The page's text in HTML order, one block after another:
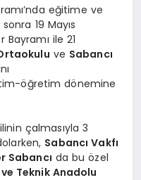
eğitime ve
19 Mayıs
ile 21
ve Sabancı
öğretim dönemine
çalmasıyla 3
Sabancı Vakfı
Sabancı da bu özel
Teknik Anadolu